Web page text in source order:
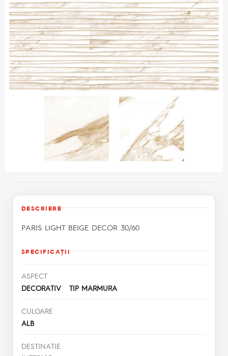
DESCRIERE
PARIS LIGHT BEIGE DECOR 30/60
SPECIFICAŢII
ASPECT
DECORATIV TIP MARMURA
CULOARE
ALB
DESTINATIE